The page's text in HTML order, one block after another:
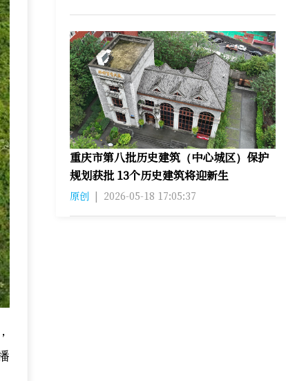
重庆市第八批历史建筑（中心城区）保护
规划获批 13个历史建筑将迎新生
原创 | 2026-05-18 17:05:37